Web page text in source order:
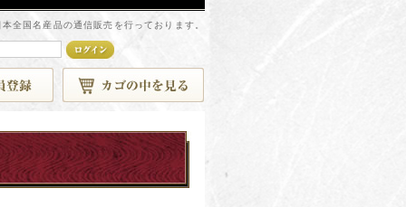
全国名産品の通信販売を行っております。